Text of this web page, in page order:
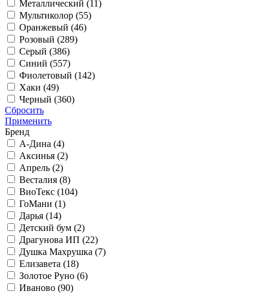
Металлический (11)
Мультиколор (55)
Оранжевый (46)
Розовый (289)
Серый (386)
Синий (557)
Фиолетовый (142)
Хаки (49)
Черный (360)
Сбросить
Применить
Бренд
А-Дина (4)
Аксинья (2)
Апрель (2)
Весталия (8)
ВиоТекс (104)
ГоМани (1)
Дарья (14)
Детский бум (2)
Драгунова ИП (22)
Душка Махрушка (7)
Елизавета (18)
Золотое Руно (6)
Иваново (90)